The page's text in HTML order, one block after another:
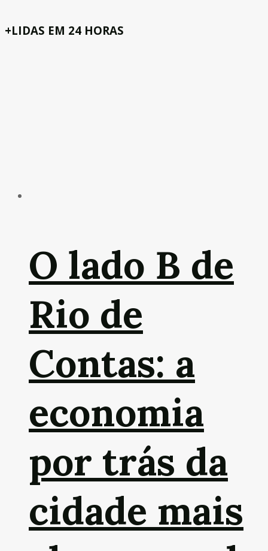
+LIDAS EM 24 HORAS
O lado B de
Rio de
Contas: a
economia
por trás da
cidade mais